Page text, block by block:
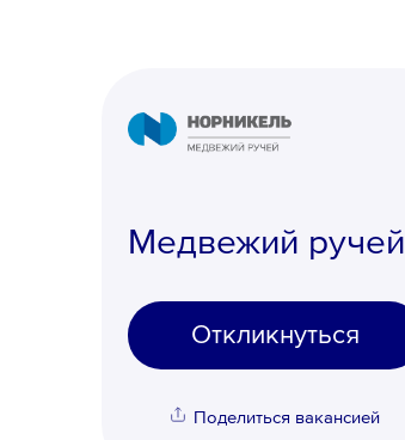
Медвежий ручей
Откликнуться
Поделиться вакансией